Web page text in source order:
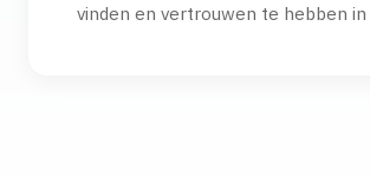
vinden en vertrouwen te hebben